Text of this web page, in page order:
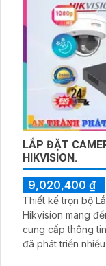
LẮP ĐẶT
HIKVISION.
9,020,400 ₫
Thiết kế trọn bộ
Hikvision mang
cung cấp thông tin
đã phát triển